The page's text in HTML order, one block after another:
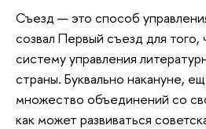
Съезд — это способ
созвал Первый съезд для того,
систему управления
страны. Буквально накануне,
множество объединений со
как может развиваться